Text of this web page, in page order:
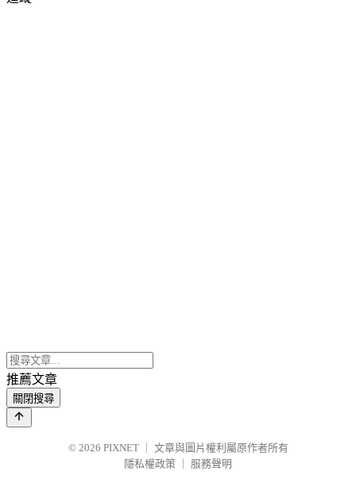
推薦文章
關閉搜尋
© 2026 PIXNET
文章與圖片權利屬原作者所有
隱私權政策
服務聲明